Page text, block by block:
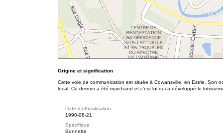
Origine et signification
Cette voie de communication est située à Cowansville, en Estrie. Son
local. Ce dernier a été marchand et c'est lui qui a développé le
Date d'officialisation
1990-08-21
Spécifique
Bonnette